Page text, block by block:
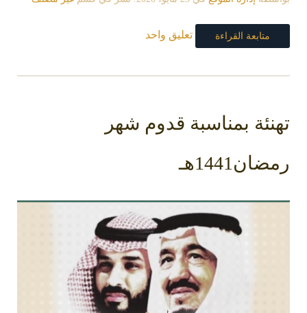
متابعة القراءة تعليق واحد
تهنئة بمناسبة قدوم شهر
رمضان1441هـ